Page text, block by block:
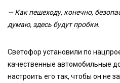
— Как пешеходу, конечно,
думаю, здесь будут пробки.
Светофор установили по
качественные автомобильные
настроить его так, чтобы он не